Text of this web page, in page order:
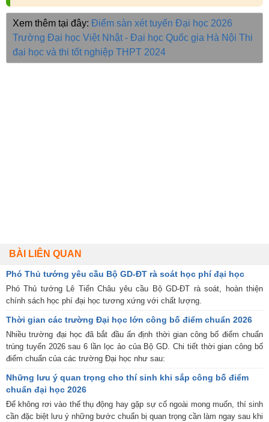
Xem thêm tại đây: Điểm sàn xét tuyển Đại học 2026
Trường Đại học Việt Nhật - Đại học Quốc gia Hà Nội Thi
đại học và thi tốt nghiệp THPT 2024
BÀI LIÊN QUAN
Phó Thủ tướng yêu cầu Bộ GD-ĐT rà soát học phí đại học
Phó Thủ tướng Lê Tiến Châu yêu cầu Bộ GD-ĐT rà soát, hoàn thiện
chính sách học phí đại học tương xứng với chất lượng.
Thời gian các trường Đại học lớn công bố điểm chuẩn 2026
Nhiều trường đại học đã bắt đầu ấn định thời gian công bố điểm chuẩn
trúng tuyển 2026 sau 6 lần lọc ảo của Bộ GD. Chi tiết thời gian công bố
điểm chuẩn của các trường Đại học như sau:
Những lưu ý quan trọng cho thí sinh khi sắp công bố điểm
chuẩn đại học 2026
Để không rơi vào thế thụ động hay gặp sự cố ngoài mong muốn, thí sinh
cần đặc biệt lưu ý những bước chuẩn bị quan trọng cần làm ngay sau khi